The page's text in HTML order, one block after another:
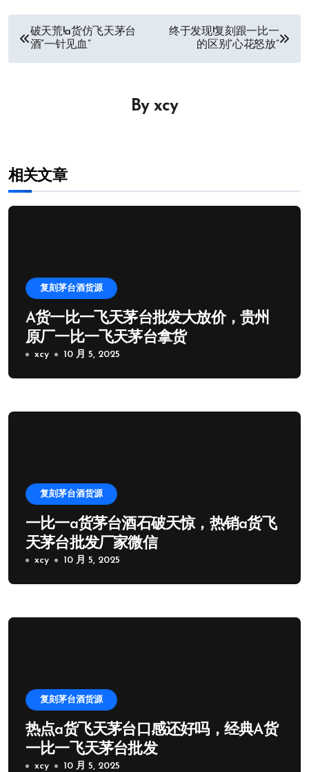
文
章
破天荒!a货仿飞天茅台
酒“一针见血”
终于发现!复刻跟一比一
的区别“心花怒放”
By xcy
相关文章
复刻茅台酒货源
A货一比一飞天茅台批发大放价，贵州
原厂一比一飞天茅台拿货
xcy 10 月 5, 2025
复刻茅台酒货源
一比一a货茅台酒石破天惊，热销a货飞
天茅台批发厂家微信
xcy 10 月 5, 2025
复刻茅台酒货源
热点a货飞天茅台口感还好吗，经典A货
一比一飞天茅台批发
xcy 10 月 5, 2025